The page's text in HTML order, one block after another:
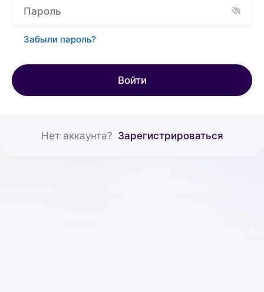
Пароль
Забыли пароль?
Войти
Нет аккаунта? Зарегистрироваться